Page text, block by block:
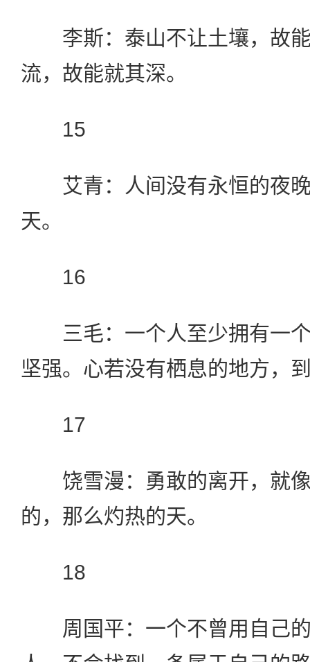
李斯：泰山不让土壤，故能
流，故能就其深。
15
艾青：人间没有永恒的夜晚
天。
16
三毛：一个人至少拥有一个
坚强。心若没有栖息的地方，
17
饶雪漫：勇敢的离开，就像
的，那么灼热的天。
18
周国平：一个不曾用自己的